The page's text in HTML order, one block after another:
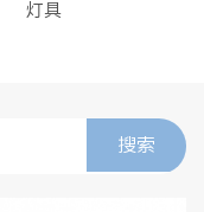
灯具
搜索